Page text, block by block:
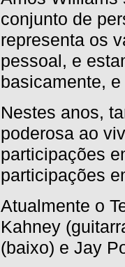
conjunto de
representa os
pessoal, e
basicamente,
Nestes anos,
poderosa ao
participações
participações
Atualmente o
Kahney
(baixo) e Jay